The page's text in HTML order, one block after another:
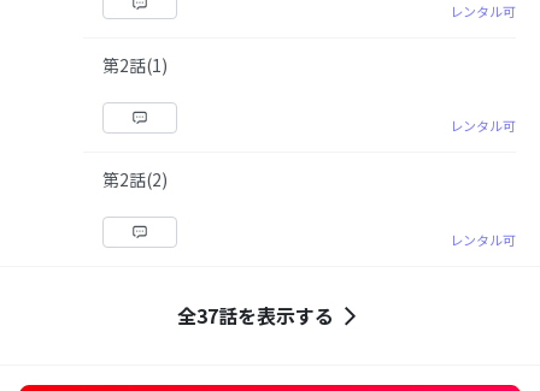
レンタル可
第2話(1)
レンタル可
第2話(2)
レンタル可
全37話を表示する